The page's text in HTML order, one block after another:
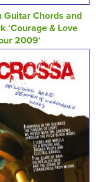
Guitar Chords and
‘Courage & Love
2009‘